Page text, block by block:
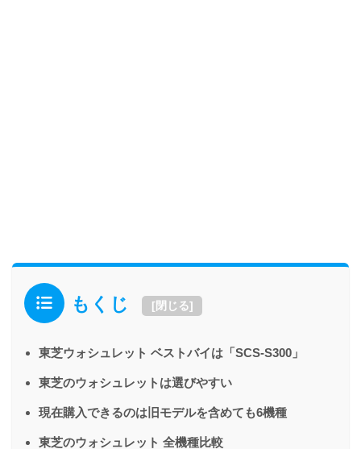
もくじ [閉じる]
東芝ウォシュレット ベストバイは「SCS-S300」
東芝のウォシュレットは選びやすい
現在購入できるのは旧モデルを含めても6機種
東芝のウォシュレット 全機種比較